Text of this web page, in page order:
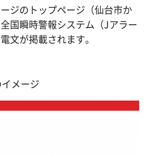
ジのトップページ（仙台市か
国瞬時警報システム（Jアラー
文が掲載されます。
メージ